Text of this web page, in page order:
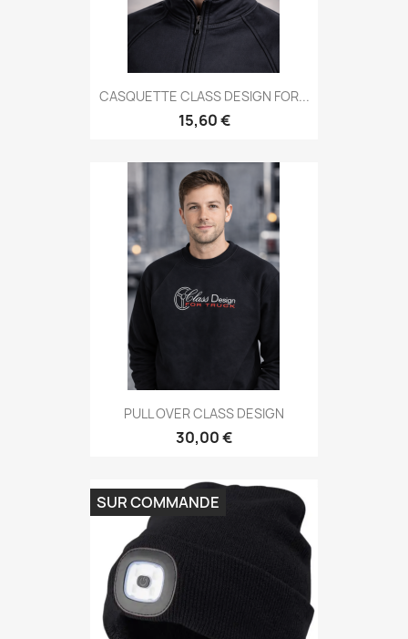
CASQUETTE CLASS DESIGN FOR...
15,60 €
PULL OVER CLASS DESIGN
30,00 €
SUR COMMANDE